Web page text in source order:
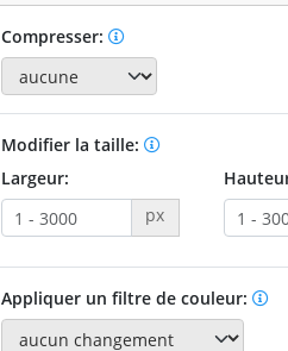
Compresser:
Modifier la taille:
Largeur:
px
Appliquer un filtre de couleur: